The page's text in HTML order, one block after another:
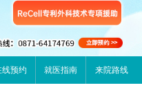
线预约 就医指南 来院路线